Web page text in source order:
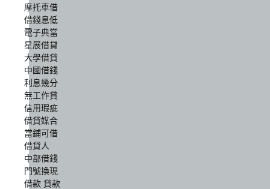
摩托車借
借錢息低
電子典當
星展借貸
大學借貸
中國借錢
利息幾分
無工作貸
信用瑕疵
借貸媒合
當鋪可借
借貸人
中部借錢
門號換現
借款 貸款